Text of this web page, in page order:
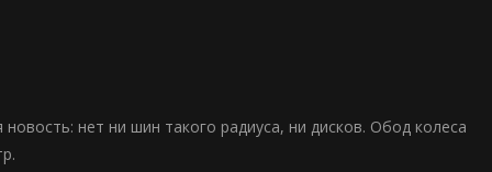
нет ни шин такого радиуса, ни дисков. Обод колеса